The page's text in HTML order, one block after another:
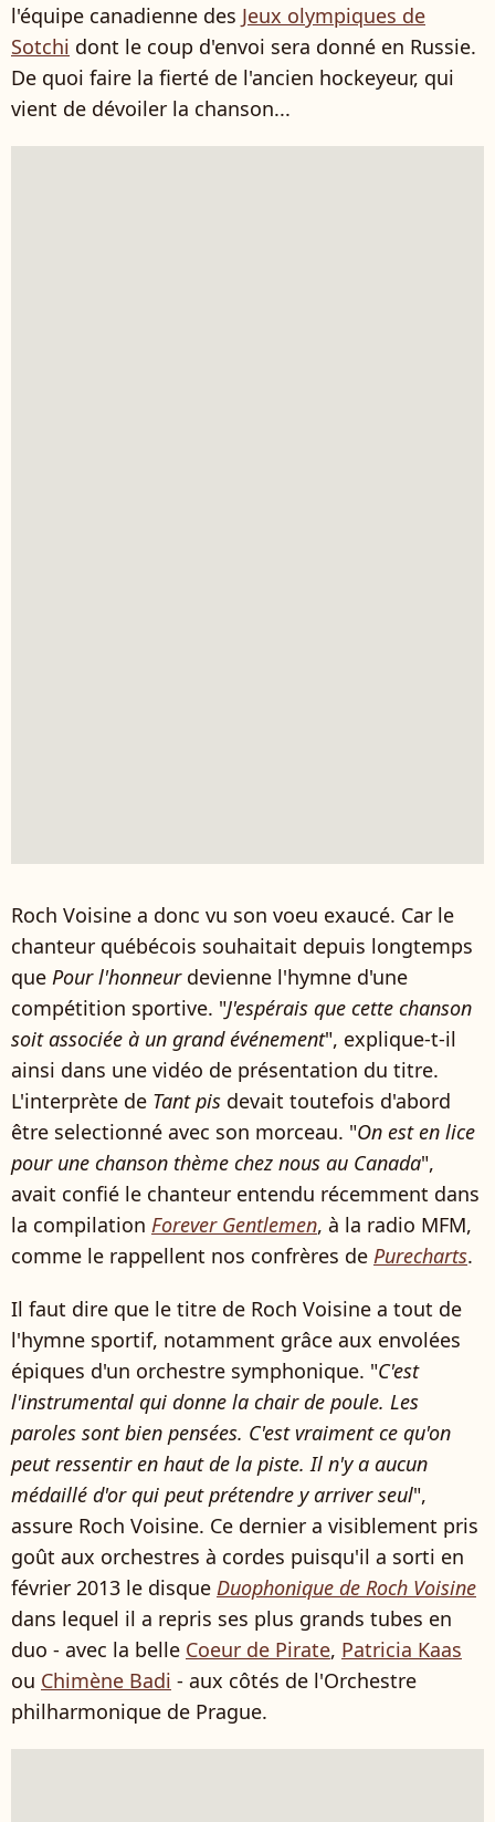
l'équipe canadienne des Jeux olympiques de
Sotchi dont le coup d'envoi sera donné en Russie.
De quoi faire la fierté de l'ancien hockeyeur, qui
vient de dévoiler la chanson...
Roch Voisine a donc vu son voeu exaucé. Car le
chanteur québécois souhaitait depuis longtemps
que Pour l'honneurdevienne l'hymne d'une
compétition sportive. "J'espérais que cette chanson
soit associée à un grand événement", explique-t-il
ainsi dans une vidéo de présentation du titre.
L'interprète de Tant pis devait toutefois d'abord
être selectionné avec son morceau. "On est en lice
pour une chanson thème chez nous au Canada",
avait confié le chanteur entendu récemment dans
la compilation Forever Gentlemen, à la radio MFM,
comme le rappellent nos confrères de Purecharts.
Il faut dire que le titre de Roch Voisine a tout de
l'hymne sportif, notamment grâce aux envolées
épiques d'un orchestre symphonique. "C'est
l'instrumental qui donne la chair de poule. Les
paroles sont bien pensées. C'est vraiment ce qu'on
peut ressentir en haut de la piste. Il n'y a aucun
médaillé d'or qui peut prétendre y arriver seul",
assure Roch Voisine. Ce dernier a visiblement pris
goût aux orchestres à cordes puisqu'il a sorti en
février 2013 le disque Duophonique de Roch Voisine
dans lequel il a repris ses plus grands tubes en
duo - avec la belle Coeur de Pirate, Patricia Kaas
ou Chimène Badi - aux côtés de l'Orchestre
philharmonique de Prague.